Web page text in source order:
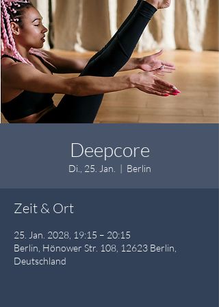
Deepcore
Di., 25. Jan.
  |
Berlin
Zeit & Ort
25. Jan. 2028, 19:15 – 20:15
Berlin, Hönower Str. 108, 12623 Berlin,
Deutschland